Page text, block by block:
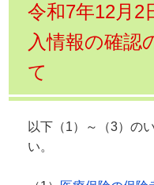
令和7年12月2
入情報の確認
て
以下（1）～（3）の
い。